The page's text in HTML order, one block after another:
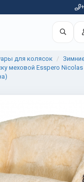
для колясок
меховой Esspero